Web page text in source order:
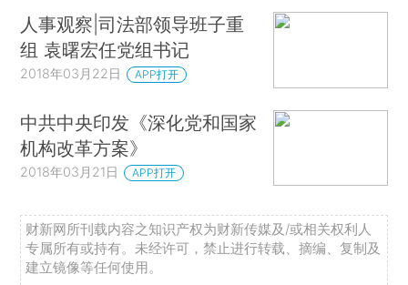
人事观察|司法部领导班子重
组 袁曙宏任党组书记
2018年03月22日 APP打开
中共中央印发《深化党和国家
机构改革方案》
2018年03月21日 APP打开
财新网所刊载内容之知识产权为财新传媒及/或相关权利人
专属所有或持有。未经许可，禁止进行转载、摘编、复制及
建立镜像等任何使用。